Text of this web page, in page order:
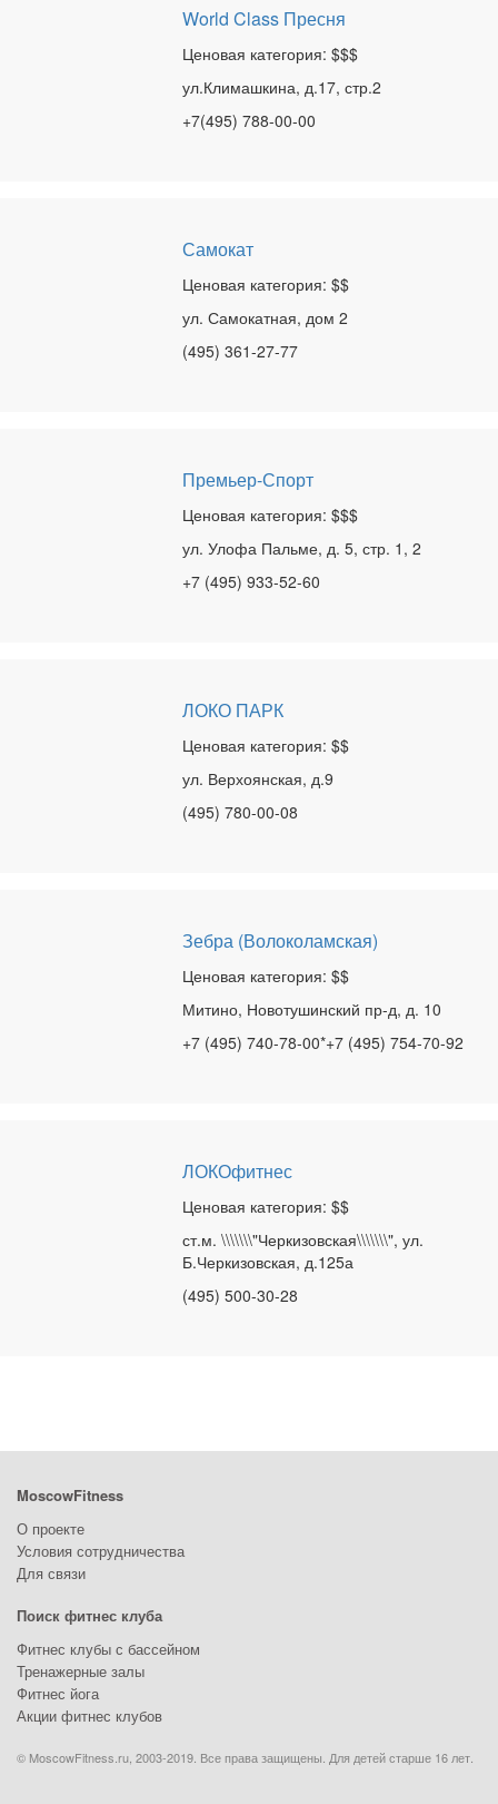
World Class Пресня
Ценовая категория: $$$
ул.Климашкина, д.17, стр.2
+7(495) 788-00-00
Самокат
Ценовая категория: $$
ул. Самокатная, дом 2
(495) 361-27-77
Премьер-Спорт
Ценовая категория: $$$
ул. Улофа Пальме, д. 5, стр. 1, 2
+7 (495) 933-52-60
ЛОКО ПАРК
Ценовая категория: $$
ул. Верхоянская, д.9
(495) 780-00-08
Зебра (Волоколамская)
Ценовая категория: $$
Митино, Новотушинский пр-д, д. 10
+7 (495) 740-78-00*+7 (495) 754-70-92
ЛОКОфитнес
Ценовая категория: $$
ст.м. \\\\\\\"Черкизовская\\\\\\\", ул.
Б.Черкизовская, д.125а
(495) 500-30-28
MoscowFitness
О проекте
Условия сотрудничества
Для связи
Поиск фитнес клуба
Фитнес клубы с бассейном
Тренажерные залы
Фитнес йога
Акции фитнес клубов
© MoscowFitness.ru, 2003-2019. Все права защищены. Для детей старше 16 лет.